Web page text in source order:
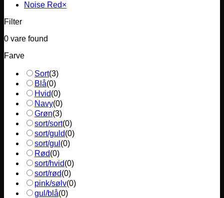
Noise Red×
Filter
0 vare found
Farve
Sort(3)
Blå(0)
Hvid(0)
Navy(0)
Grøn(3)
sort/sort(0)
sort/guld(0)
sort/gul (0)
Rød(0)
sort/hvid(0)
sort/rød(0)
pink/sølv(0)
gul/blå(0)